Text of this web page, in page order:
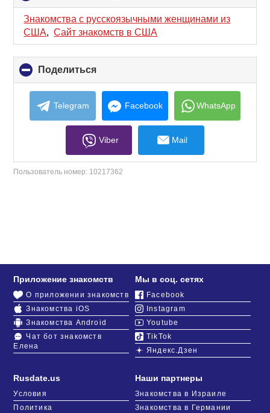
to
collapse
contents
Знакомства с русскоязычными женщинами из
США,Сайт знакомств в США
Поделиться
to
collapse
contents
Telegram Facebook WhatsApp
Viber Mail
Пользователь номер: 10217362
Rusdate.us
Условия
Политика
Приложение знакомств
О приложении знакомств
Знакомства iOS
Знакомства Android
Чат бот знакомств
Елена
Мы в соц. сетях
Facebook
Instagram
Youtube
TikTok
Яндекс.Дзен
Наши партнеры
Знакомства в Израиле
Знакомства в Германии